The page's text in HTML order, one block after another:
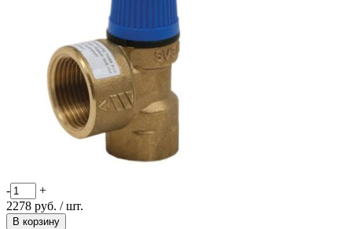
-
+
2278 руб. / шт.
В корзину